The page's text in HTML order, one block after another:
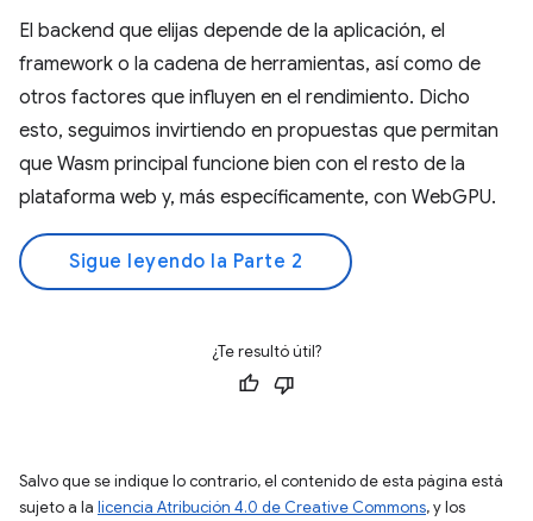
El backend que elijas depende de la aplicación, el
framework o la cadena de herramientas, así como de
otros factores que influyen en el rendimiento. Dicho
esto, seguimos invirtiendo en propuestas que permitan
que Wasm principal funcione bien con el resto de la
plataforma web y, más específicamente, con WebGPU.
Sigue leyendo la Parte 2
¿Te resultó útil?
Salvo que se indique lo contrario, el contenido de esta página está
sujeto a la licencia Atribución 4.0 de Creative Commons, y los